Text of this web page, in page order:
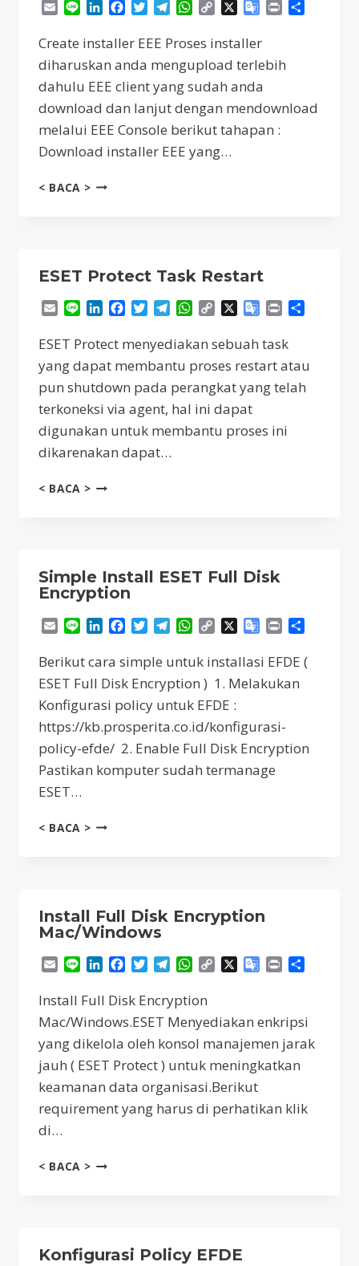
EmailLine LinkedInFacebook
TwitterTelegram
WhatsApp
Copy
Google
Print
Create installer EEE Proses installer
diharuskan anda mengupload terlebih
dahulu EEE client yang sudah anda
download dan lanjut dengan mendownload
melalui EEE Console berikut tahapan :
Download installer EEE yang…
< BACA > CREATE
ESET Protect Task Restart
EmailLine LinkedInFacebook
TwitterTelegram
WhatsApp
Copy
Google
Print
ESET Protect menyediakan sebuah task
yang dapat membantu proses restart atau
pun shutdown pada perangkat yang telah
terkoneksi via agent, hal ini dapat
digunakan untuk membantu proses ini
dikarenakan dapat…
< BACA >ESET
Simple Install ESET Full Disk
Encryption
EmailLine LinkedInFacebook
TwitterTelegram
WhatsApp
CopyX
Google
Print
Berikut cara simple untuk installasi EFDE (
ESET Full Disk Encryption ) 1. Melakukan
Konfigurasi policy untuk EFDE :
https://kb.prosperita.co.id/konfigurasi-
policy-efde/ 2. Enable Full Disk Encryption
Pastikan komputer sudah termanage
ESET…
< BACA > SIMPLE
ENCRYPTION
Install Full Disk Encryption
Mac/Windows
EmailLine LinkedInFacebook
TwitterTelegram
WhatsApp
Copy
Google
Print
Install Full Disk Encryption
Mac/Windows.ESET Menyediakan enkripsi
yang dikelola oleh konsol manajemen jarak
jauh ( ESET Protect ) untuk meningkatkan
keamanan data organisasi.Berikut
requirement yang harus di perhatikan klik
di…
< BACA >INSTALL
Konfigurasi Policy EFDE